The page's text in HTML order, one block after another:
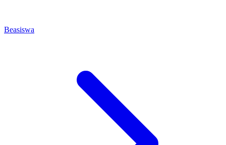
Beasiswa